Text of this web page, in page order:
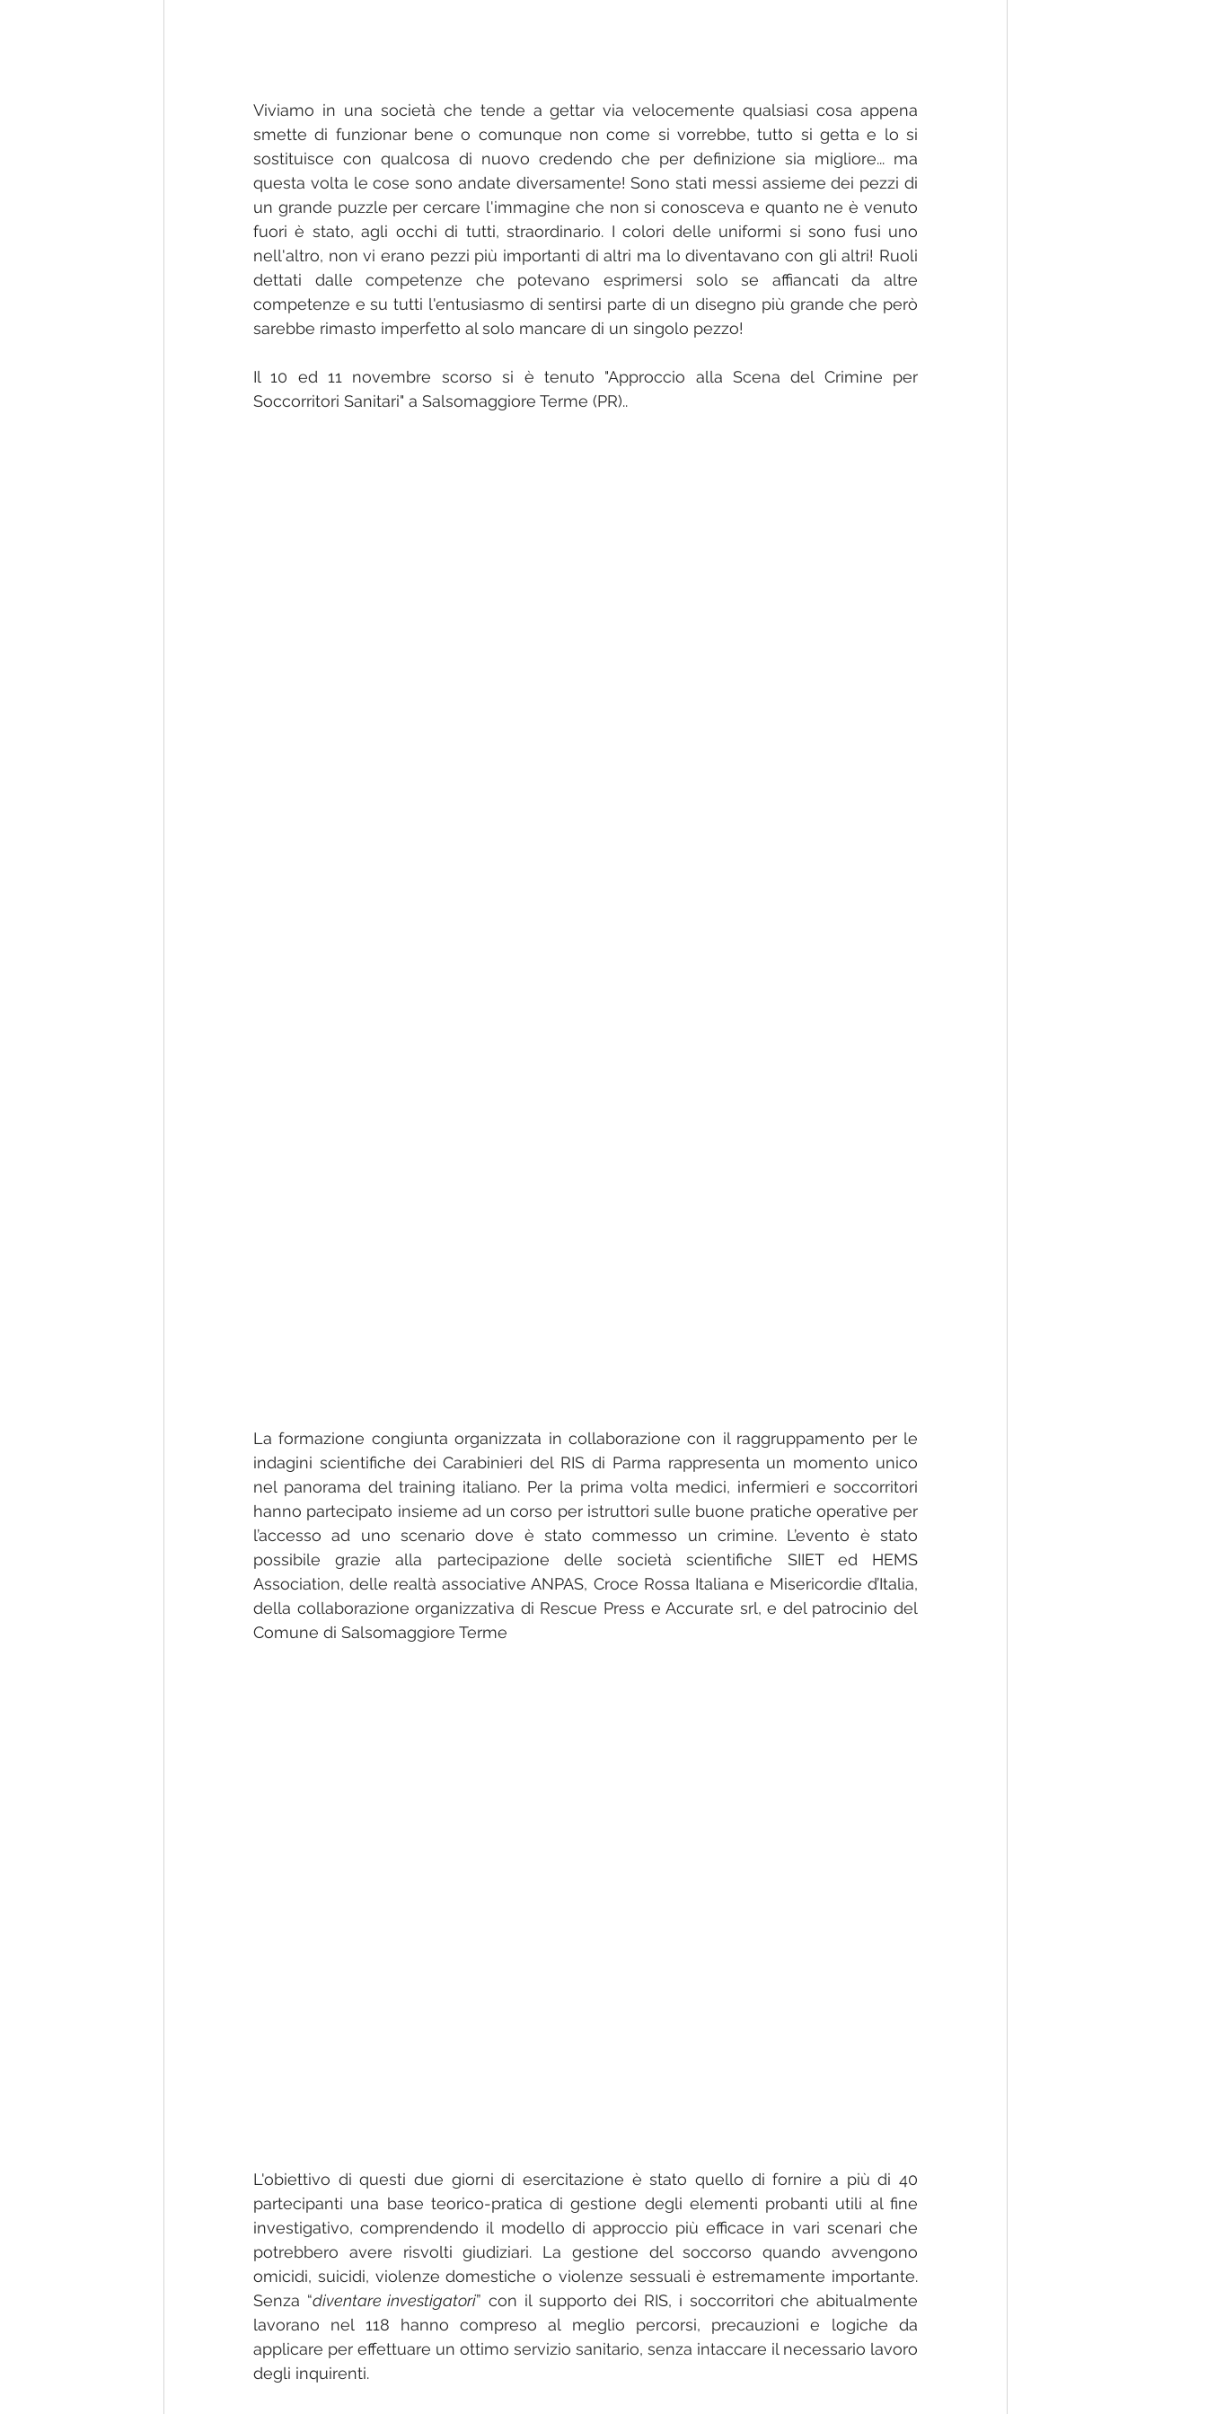
Viviamo in una società che tende a gettar via velocemente qualsiasi cosa appena
smette di funzionar bene o comunque non come si vorrebbe, tutto si getta e lo si
sostituisce con qualcosa di nuovo credendo che per definizione sia migliore... ma
questa volta le cose sono andate diversamente! Sono stati messi assieme dei pezzi di
un grande puzzle per cercare l'immagine che non si conosceva e quanto ne è venuto
fuori è stato, agli occhi di tutti, straordinario. I colori delle uniformi si sono fusi uno
nell'altro, non vi erano pezzi più importanti di altri ma lo diventavano con gli altri! Ruoli
dettati dalle competenze che potevano esprimersi solo se affiancati da altre
competenze e su tutti l'entusiasmo di sentirsi parte di un disegno più grande che però
sarebbe rimasto imperfetto al solo mancare di un singolo pezzo!
Il 10 ed 11 novembre scorso si è tenuto "Approccio alla Scena del Crimine per
Soccorritori Sanitari" a Salsomaggiore Terme (PR)..
La formazione congiunta organizzata in collaborazione con il raggruppamento per le
indagini scientifiche dei Carabinieri del RIS di Parma rappresenta un momento unico
nel panorama del training italiano. Per la prima volta medici, infermieri e soccorritori
hanno partecipato insieme ad un corso per istruttori sulle buone pratiche operative per
l’accesso ad uno scenario dove è stato commesso un crimine. L’evento è stato
possibile grazie alla partecipazione delle società scientifiche SIIET ed HEMS
Association, delle realtà associative ANPAS, Croce Rossa Italiana e Misericordie d’Italia,
della collaborazione organizzativa di Rescue Press e Accurate srl, e del patrocinio del
Comune di Salsomaggiore Terme
L'obiettivo di questi due giorni di esercitazione è stato quello di fornire a più di 40
partecipanti una base teorico-pratica di gestione degli elementi probanti utili al fine
investigativo, comprendendo il modello di approccio più efficace in vari scenari che
potrebbero avere risvolti giudiziari. La gestione del soccorso quando avvengono
omicidi, suicidi, violenze domestiche o violenze sessuali è estremamente importante.
Senza “diventare investigatori” con il supporto dei RIS, i soccorritori che abitualmente
lavorano nel 118 hanno compreso al meglio percorsi, precauzioni e logiche da
applicare per effettuare un ottimo servizio sanitario, senza intaccare il necessario lavoro
degli inquirenti.